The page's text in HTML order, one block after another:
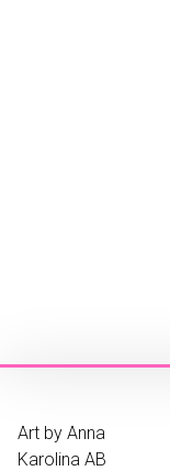
Art by Anna
Karolina AB